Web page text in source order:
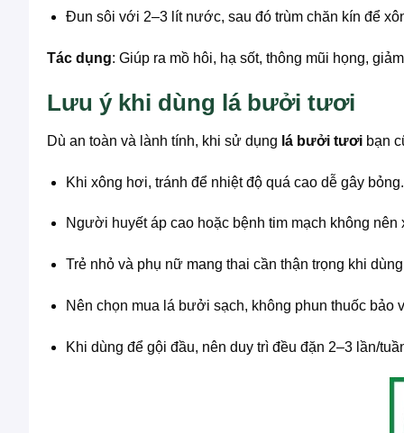
Đun sôi với 2–3 lít nước, sau đó trùm chăn kín để
Tác dụng: Giúp ra mồ hôi, hạ sốt, thông mũi họng,
Lưu ý khi dùng lá bưởi tươi
Dù an toàn và lành tính, khi sử dụng lá bưởi tươi bạn
Khi xông hơi, tránh để nhiệt độ quá cao dễ gây bỏng.
Người huyết áp cao hoặc bệnh tim mạch không nên
Trẻ nhỏ và phụ nữ mang thai cần thận trọng khi
Nên chọn mua lá bưởi sạch, không phun thuốc bảo
Khi dùng để gội đầu, nên duy trì đều đặn 2–3 lần/